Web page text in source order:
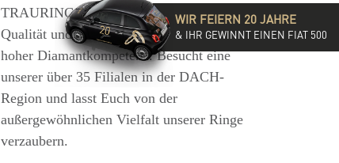
TRAURINGSCHMIEDE für exzellente
Qualität und hochwertige Beratung mit
hoher Diamantkompetenz. Besucht eine
unserer über 35 Filialen in der DACH-
Region und lasst Euch von der
außergewöhnlichen Vielfalt unserer Ringe
verzaubern.
WIR FEIERN 20 JAHRE
& IHR GEWINNT EINEN FIAT 500